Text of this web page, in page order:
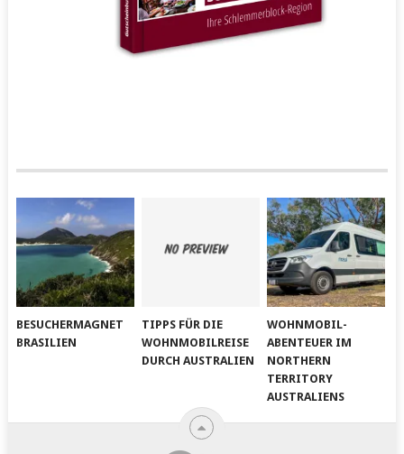
BESUCHERMAGNET
BRASILIEN
TIPPS FÜR DIE
WOHNMOBILREISE
DURCH AUSTRALIEN
WOHNMOBIL-
ABENTEUER IM
NORTHERN
TERRITORY
AUSTRALIENS